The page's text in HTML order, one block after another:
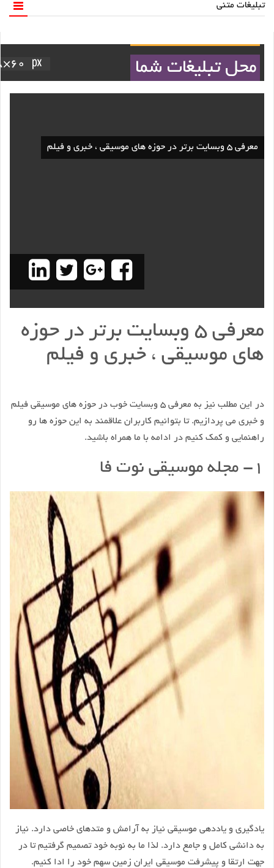
تبلیغات متنی
معرفی ۵ وبسایت برتر در حوزه های موسیقی ، خبری و فیلم
معرفی ۵ وبسایت برتر در حوزه
های موسیقی ، خبری و فیلم
در این مطلب نیز به معرفی ۵ وبسایت خوب در حوزه های موسیقی فیلم
و خبری می پردازیم. تا بتوانیم کاربران علاقمند به این حوزه ها رو
راهنمایی و کمک کنیم در ادامه با ما همراه باشید.
۱- مجله موسیقی نوت فا
یادگیری و یاددهی موسیقی نیاز به آرامش و متدهای خاصی دارد. نیاز
به دانشی کامل و جامع دارد. لذا ما به نوبه خود تصمیم گرفتیم تا در
جهت ارتقا و پیشرفت موسیقی ایران زمین سهم خود را ادا کنیم.